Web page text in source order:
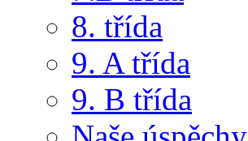
8. třída
9. A třída
9. B třída